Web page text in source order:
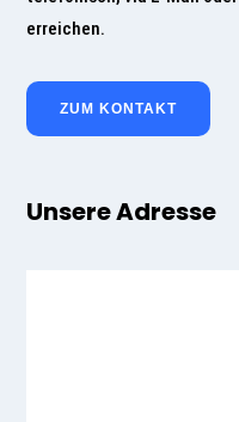
erreichen.
ZUM KONTAKT
Unsere Adresse